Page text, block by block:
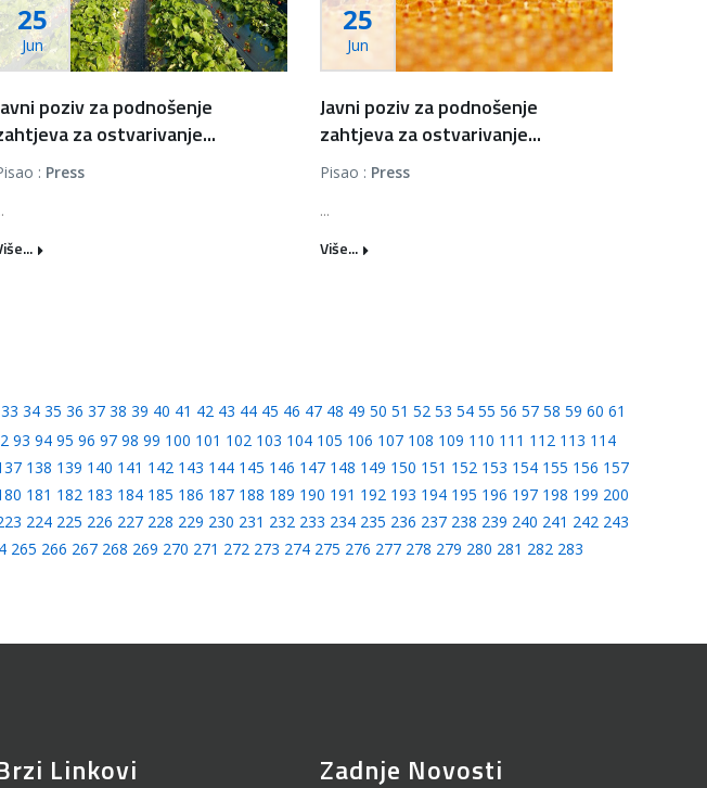
25
Jun
poziv za podnošenje
za ostvarivanje...
: Press
25
Jun
Javni poziv za podnošenje
zahtjeva za ostvarivanje...
Pisao : Press
...
Više...
33 34 35 36 37 38 39 40 41 42 43 44 45 46 47 48 49 50 51 52 53 54 55 56 57 58 59 60 61
93 94 95 96 97 98 99 100 101 102 103 104 105 106 107 108 109 110 111 112 113 114
138 139 140 141 142 143 144 145 146 147 148 149 150 151 152 153 154 155 156 157
181 182 183 184 185 186 187 188 189 190 191 192 193 194 195 196 197 198 199 200
224 225 226 227 228 229 230 231 232 233 234 235 236 237 238 239 240 241 242 243
265 266 267 268 269 270 271 272 273 274 275 276 277 278 279 280 281 282 283
Linkovi Zadnje Novosti